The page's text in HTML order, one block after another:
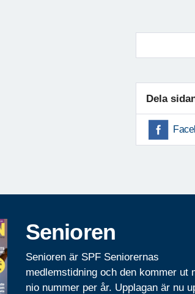
Dela
Senioren
Senioren är SPF Seniorernas
medlemstidning och den kommer ut
nio nummer per år. Upplagan är nu